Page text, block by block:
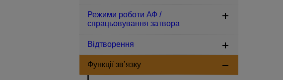
Режими роботи АФ /
спрацьовування затвора
Відтворення
Функції зв’язку